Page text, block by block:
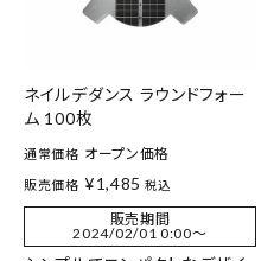
ネイルデダンス ラウンドフォー
ム 100枚
通常価格 オープン価格
販売価格 ¥1,485 税込
販売期間
2024/02/01 0:00〜